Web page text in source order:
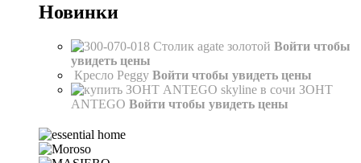
Новинки
Столик agate золотой Войти чтобы
увидеть цены
Кресло Peggy Войти чтобы увидеть цены
ЗОНТ
ANTEGO Войти чтобы увидеть цены